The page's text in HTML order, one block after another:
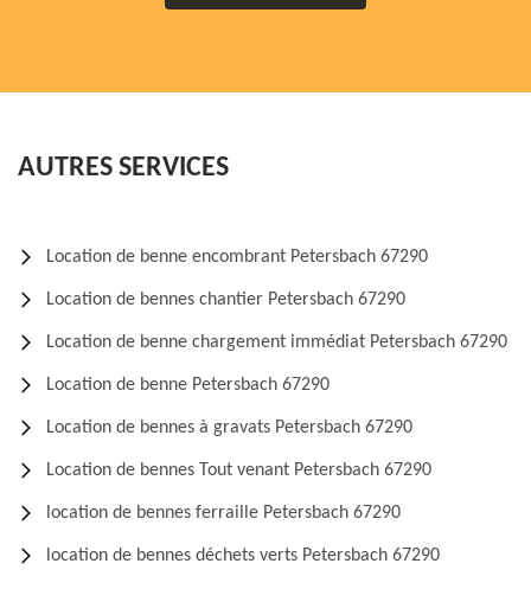
AUTRES SERVICES
Location de benne encombrant Petersbach 67290
Location de bennes chantier Petersbach 67290
Location de benne chargement immédiat Petersbach 67290
Location de benne Petersbach 67290
Location de bennes à gravats Petersbach 67290
Location de bennes Tout venant Petersbach 67290
location de bennes ferraille Petersbach 67290
location de bennes déchets verts Petersbach 67290